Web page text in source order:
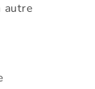
autre